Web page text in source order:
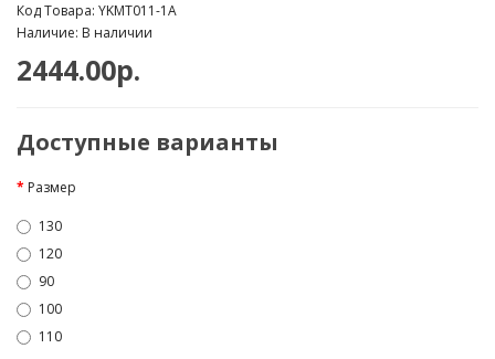
Код Товара: YKMT011-1A
Наличие: В наличии
2444.00р.
Доступные варианты
Размер
130
120
90
100
110